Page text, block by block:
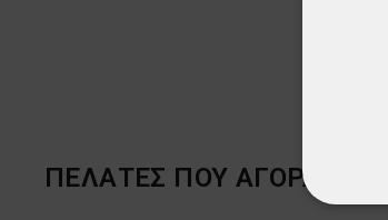
ΠΕΛΆΤΕΣ ΠΟΥ ΑΓΌΡΑΣΑΝ